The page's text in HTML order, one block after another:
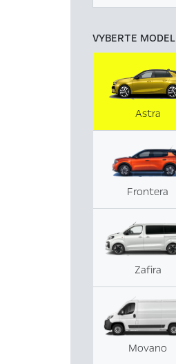
VYBERTE MODEL
Frontera
Astra
Zafira
Movano